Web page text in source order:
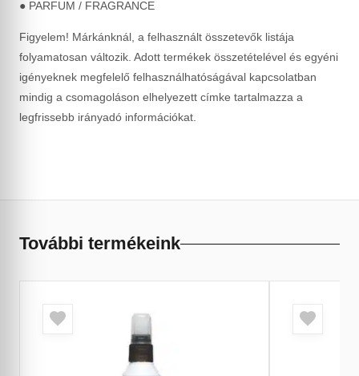
● PARFUM / FRAGRANCE
Figyelem! Márkánknál, a felhasznált összetevők listája
folyamatosan változik. Adott termékek összetételével és egyéni
igényeknek megfelelő felhasználhatóságával kapcsolatban
mindig a csomagoláson elhelyezett címke tartalmazza a
legfrissebb irányadó információkat.
További termékeink